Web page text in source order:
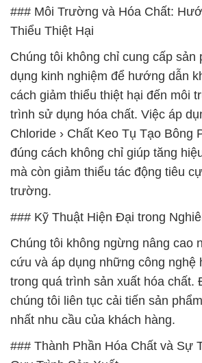
### Môi Trường và Hóa Chất:
Thiểu Thiệt Hại
Chúng tôi không chỉ cung cấp sản
dụng kinh nghiệm để hướng dẫn
cách giảm thiểu thiệt hại đến môi
trình sử dụng hóa chất. Việc áp
Chloride › Chất Keo Tụ Tạo Bông
đúng cách không chỉ giúp tăng
mà còn giảm thiểu tác động tiêu
trường.
### Kỹ Thuật Hiện Đại trong
Chúng tôi không ngừng nâng cao
cứu và áp dụng những công nghệ
trong quá trình sản xuất hóa chất.
chúng tôi liên tục cải tiến sản
nhất nhu cầu của khách hàng.
### Thành Phần Hóa Chất và Sự